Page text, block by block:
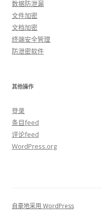
数据防泄漏
文件加密
文档加密
终端安全管理
防泄密软件
其他操作
登录
条目feed
评论feed
WordPress.org
自豪地采用 WordPress